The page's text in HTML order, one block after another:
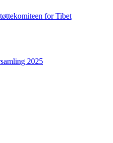
for Tibet
2025